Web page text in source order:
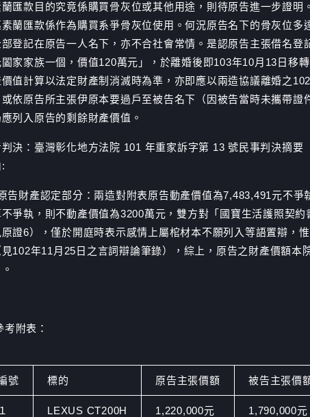
匯款目的究竟係購買骨灰位或其他用途，則待原告進一步證
蘭匯款係作為購買系爭骨灰位使用。何況原告名下的骨灰位
登記在原告一人名下，亦不合社會常情。是認原告主張借名
家家族一個，價值120萬元」，於離婚後即103年10月13日移
價值計算以法定財產制消滅時為準，亦即應以兩造協議離婚之
依原告所主張伊原本要過戶至被告名下（因被告當時未攜帶
列入原告的剩餘財產價值。
決：臺灣彰化地方法院 101 年重家訴字第 13 號民事判決摘要
告財產認定部分：兩造對附表原告動產價值為7,483,491元不
不爭執，則不動產價值為3200萬元，雙方對「國寶生活護照契
原證6），僅於開庭時表示感情上屬棺材本不願列入等語置辯
102年11月25日之言詞辯論筆錄），綜上，原告之財產價額
考附表：
號 標的 原告主張價額 被告主張價
１ LEXUS CT200H 1,220,000元 1,790,000元